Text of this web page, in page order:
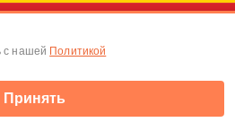
с нашей Политикой
Принять